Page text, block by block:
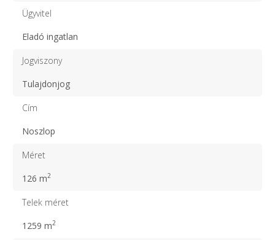
Ügyvitel
Eladó ingatlan
Jogviszony
Tulajdonjog
Cím
Noszlop
Méret
126 m2
Telek méret
1259 m2